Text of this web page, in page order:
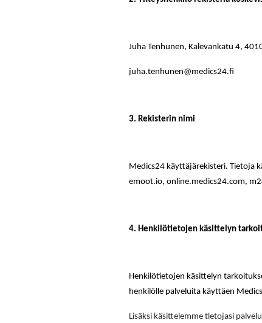
Juha Tenhunen, Kalevankatu 4,
juha.tenhunen@medics24.fi
3. Rekisterin nimi
Medics24 käyttäjärekisteri. Tietoja
emoot.io, online.medics24.com,
4. Henkilötietojen käsittelyn
Henkilötietojen käsittelyn
henkilölle palveluita käyttäen
Lisäksi käsittelemme tietojasi